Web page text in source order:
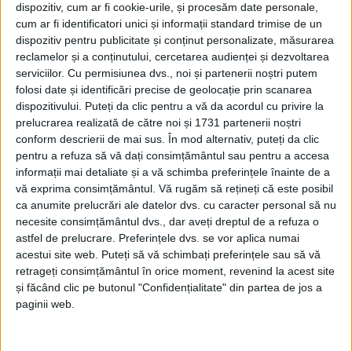
dispozitiv, cum ar fi cookie-urile, și procesăm date personale,
cum ar fi identificatori unici și informații standard trimise de un
dispozitiv pentru publicitate și conținut personalizate, măsurarea
reclamelor și a conținutului, cercetarea audienței și dezvoltarea
serviciilor. Cu permisiunea dvs., noi și partenerii noștri putem
folosi date și identificări precise de geolocație prin scanarea
dispozitivului. Puteți da clic pentru a vă da acordul cu privire la
prelucrarea realizată de către noi și 1731 partenerii noștri
conform descrierii de mai sus. În mod alternativ, puteți da clic
pentru a refuza să vă dați consimțământul sau pentru a accesa
informații mai detaliate și a vă schimba preferințele înainte de a
vă exprima consimțământul. Vă rugăm să rețineți că este posibil
ca anumite prelucrări ale datelor dvs. cu caracter personal să nu
necesite consimțământul dvs., dar aveți dreptul de a refuza o
astfel de prelucrare. Preferințele dvs. se vor aplica numai
acestui site web. Puteți să vă schimbați preferințele sau să vă
retrageți consimțământul în orice moment, revenind la acest site
și făcând clic pe butonul "Confidențialitate" din partea de jos a
paginii web.
ŞTIRILE JUDEŢULUI CARAŞ-SEVERIN
Se limpezesc apele la Lacul Mărghitaș?
11 SEPTEMBRIE 2023, 09:12 AM 2 MINUTE DE CITIRE
ANINA – Primăria oraşului a făcut primele lucrări și a demarat
tratativele cu proprietarul terenului. Demersurile sunt absolut
necesare în vederea transformării locației în una de agrement.
Iar soarele a ieșit deasupra lacului, la propriu!
Arhive